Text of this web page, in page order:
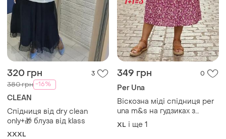
320 грн 3
380 грн -16%
CLEAN
Спідниця від dry clean
only+🎁 блуза від klass
XXXL
349 грн 0
Per Una
Віскозна міді спідниця per
una m&s на гудзиках з
паском
XL і ще 1